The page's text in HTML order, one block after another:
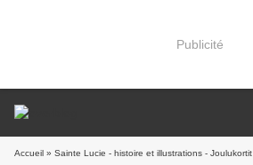
Publicité
Accueil » Sainte Lucie - histoire et illustrations - Joulukortit